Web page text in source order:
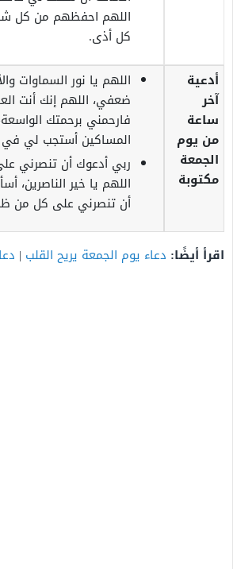
اللهم احفظهم من كل
كل أذى.
أدعية
آخر
ساعة
من يوم
الجمعة
مكتوبة
اللهم يا نور السماوات
ضعفي، اللهم إنك أنت
فارحمني برحمتك
المساكين أستجب لي في
ربي أدعوك أن تنصرني
اللهم يا خير الناصرين،
أن تنصرني على كل من
اقرأ أيضًا: دعاء يوم الجمعة يريح القلب |